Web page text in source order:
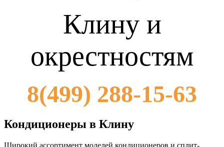
Клину и
окрестностям
8(499) 288-15-63
Кондиционеры в Клину
Широкий ассортимент моделей кондиционеров и сплит-